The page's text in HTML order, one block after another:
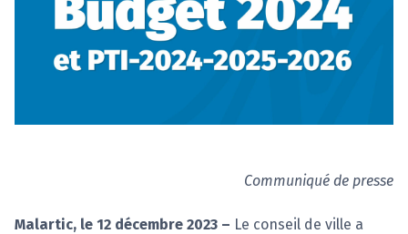
Communiqué de presse
Malartic, le 12 décembre 2023 – Le conseil de ville a